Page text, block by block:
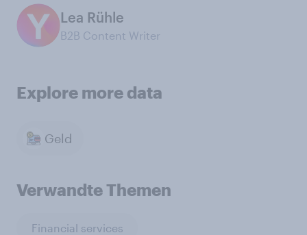
Lea Rühle
B2B Content Writer
Explore more data
Geld
Verwandte Themen
Financial services